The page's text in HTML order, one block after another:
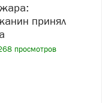
принял
просмотров